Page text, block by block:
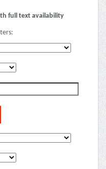
full text availability